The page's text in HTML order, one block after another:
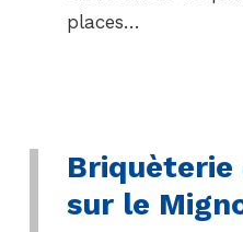
places…
Briquèterie
sur le